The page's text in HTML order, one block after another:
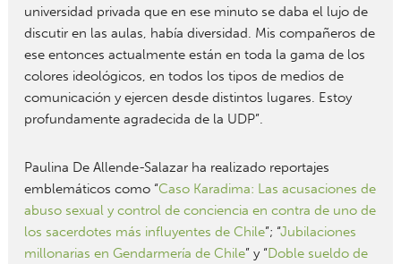
universidad privada que en ese minuto se daba el lujo de
discutir en las aulas, había diversidad. Mis compañeros de
ese entonces actualmente están en toda la gama de los
colores ideológicos, en todos los tipos de medios de
comunicación y ejercen desde distintos lugares. Estoy
profundamente agradecida de la UDP”.
Paulina De Allende-Salazar ha realizado reportajes
emblemáticos como “Caso Karadima: Las acusaciones de
abuso sexual y control de conciencia en contra de uno de
los sacerdotes más influyentes de Chile”; “Jubilaciones
millonarias en Gendarmería de Chile” y “Doble sueldo de